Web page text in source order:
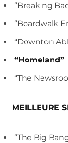
“Breaking
“Boardwalk
“Downton
“Homeland”
“The
MEILLEURE
“The Big